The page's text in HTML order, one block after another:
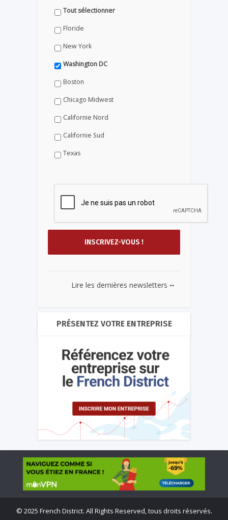
Tout sélectionner
Floride
New York
Washington DC
Boston
Chicago Midwest
Californie Nord
Californie Sud
Texas
Lire les dernières newsletters ...
PRÉSENTEZ VOTRE ENTREPRISE
© 2025 French District. All Rights Reserved, tous droits réservés.